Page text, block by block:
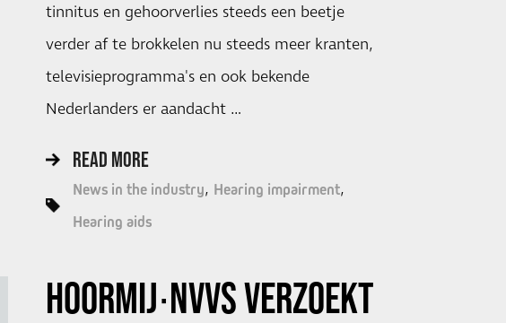
tinnitus en gehoorverlies steeds een beetje
verder af te brokkelen nu steeds meer kranten,
televisieprogramma's en ook bekende
Nederlanders er aandacht …
READ MORE
News in the industry Hearing impairment
Hearing aids
HOORMIJ∙NVVS VERZOEKT